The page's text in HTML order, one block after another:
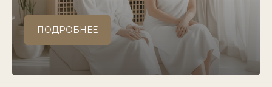
ПОДРОБНЕЕ